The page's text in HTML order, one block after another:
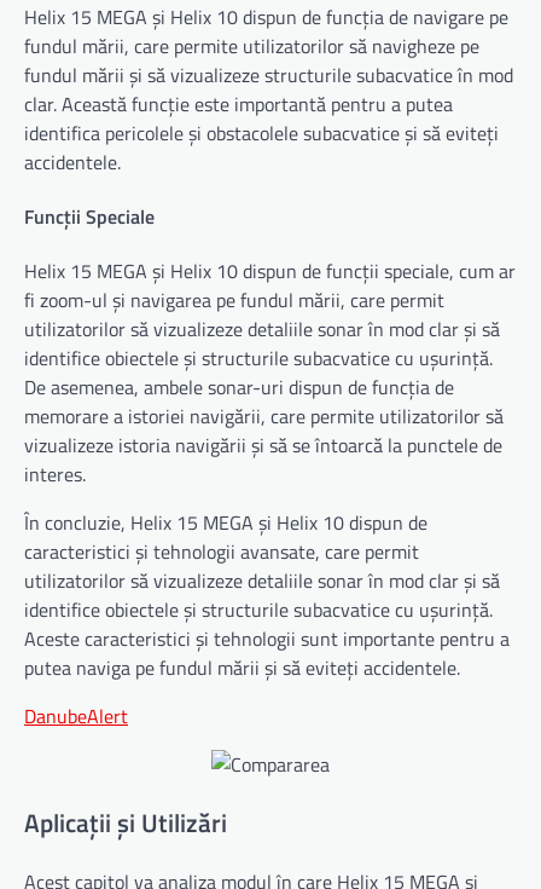
Helix 15 MEGA și Helix 10 dispun de funcția de navigare pe
fundul mării, care permite utilizatorilor să navigheze pe
fundul mării și să vizualizeze structurile subacvatice în mod
clar. Această funcție este importantă pentru a putea
identifica pericolele și obstacolele subacvatice și să eviteți
accidentele.
Funcții Speciale
Helix 15 MEGA și Helix 10 dispun de funcții speciale, cum ar
fi zoom-ul și navigarea pe fundul mării, care permit
utilizatorilor să vizualizeze detaliile sonar în mod clar și să
identifice obiectele și structurile subacvatice cu ușurință.
De asemenea, ambele sonar-uri dispun de funcția de
memorare a istoriei navigării, care permite utilizatorilor să
vizualizeze istoria navigării și să se întoarcă la punctele de
interes.
În concluzie, Helix 15 MEGA și Helix 10 dispun de
caracteristici și tehnologii avansate, care permit
utilizatorilor să vizualizeze detaliile sonar în mod clar și să
identifice obiectele și structurile subacvatice cu ușurință.
Aceste caracteristici și tehnologii sunt importante pentru a
putea naviga pe fundul mării și să eviteți accidentele.
DanubeAlert
Aplicații și Utilizări
Acest capitol va analiza modul în care Helix 15 MEGA și